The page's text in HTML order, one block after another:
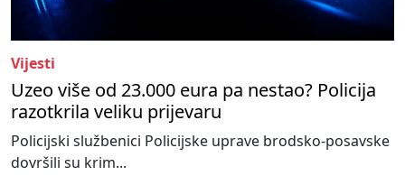
Vijesti
Uzeo više od 23.000 eura pa nestao? Policija
razotkrila veliku prijevaru
Policijski službenici Policijske uprave brodsko-posavske
dovršili su krim...